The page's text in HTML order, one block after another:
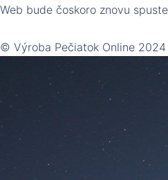
Web bude čoskoro znovu
© Výroba Pečiatok Online 2024